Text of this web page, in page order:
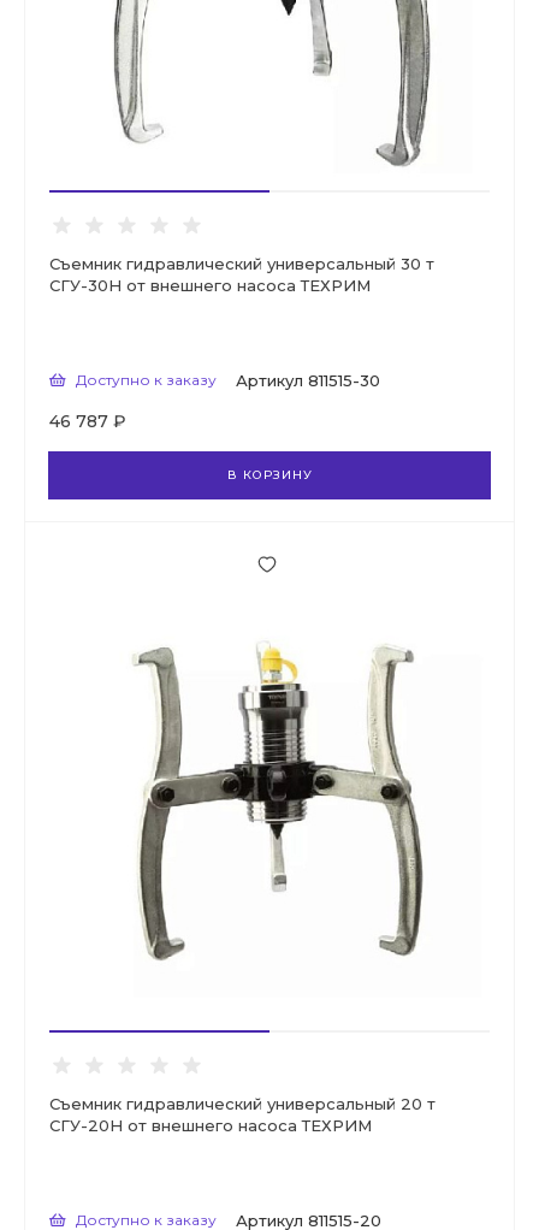
Съемник гидравлический универсальный 30 т
СГУ-30Н от внешнего насоса ТЕХРИМ
Доступно к заказу Артикул 811515-30
46 787 ₽
В КОРЗИНУ
Съемник гидравлический универсальный 20 т
СГУ-20Н от внешнего насоса ТЕХРИМ
Доступно к заказу Артикул 811515-20